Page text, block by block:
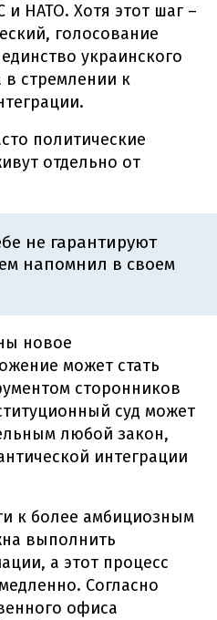
и НАТО. Хотя этот шаг –
голосование
украинского
в стремлении к
политические
отдельно от
не гарантируют
напомнил в своем
новое
может стать
сторонников
суд может
любой закон,
интеграции
к более амбициозным
выполнить
а этот процесс
Согласно
офиса